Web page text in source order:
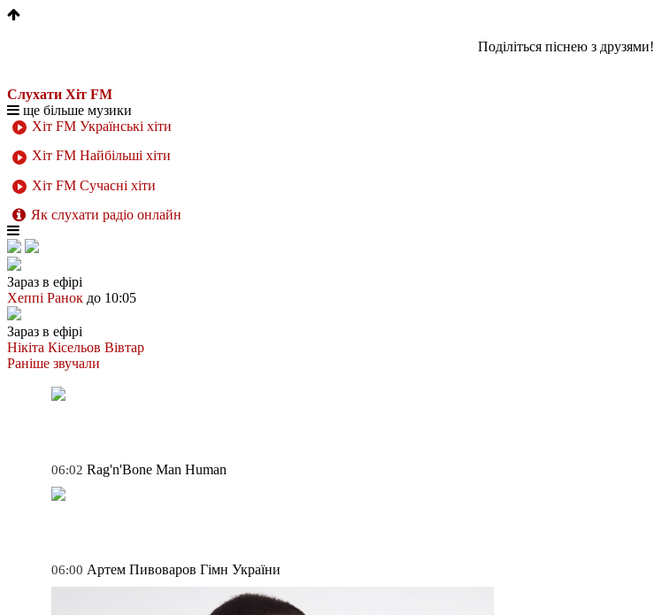
Поділіться піснею з друзями!
Слухати Хіт FM
ще більше музики
Хіт FM Українські хіти
Хіт FM Найбільші хіти
Хіт FM Сучасні хіти
Як слухати радіо онлайн
Зараз в ефірі
Хеппі Ранок до 10:05
Зараз в ефірі
Нікіта Кісельов Вівтар
Раніше звучали
06:02 Rag'n'Bone Man Human
06:00 Артем Пивоваров Гімн України